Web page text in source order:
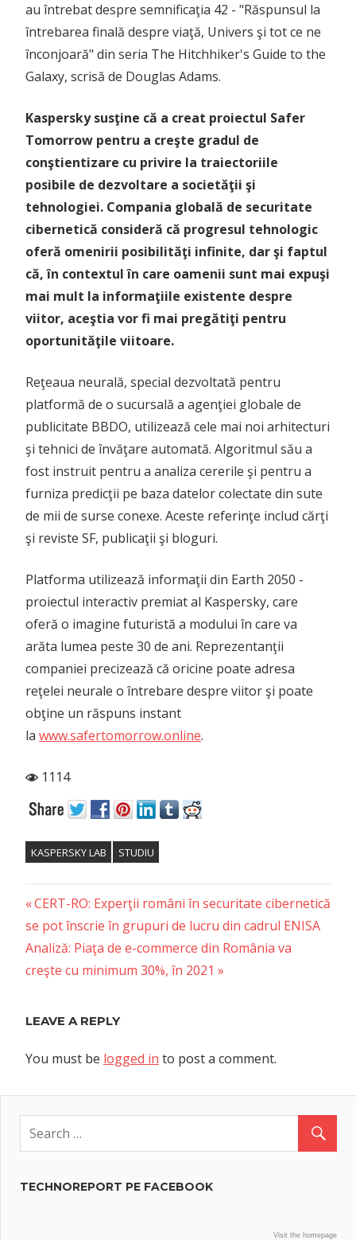
au întrebat despre semnificaţia 42 - "Răspunsul la
întrebarea finală despre viaţă, Univers şi tot ce ne
înconjoară" din seria The Hitchhiker's Guide to the
Galaxy, scrisă de Douglas Adams.
Kaspersky susţine că a creat proiectul Safer
Tomorrow pentru a creşte gradul de
conştientizare cu privire la traiectoriile
posibile de dezvoltare a societăţii şi
tehnologiei. Compania globală de securitate
cibernetică consideră că progresul tehnologic
oferă omenirii posibilităţi infinite, dar şi faptul
că, în contextul în care oamenii sunt mai expuşi
mai mult la informaţiile existente despre
viitor, aceştia vor fi mai pregătiţi pentru
oportunităţile viitoare.
Reţeaua neurală, special dezvoltată pentru
platformă de o sucursală a agenţiei globale de
publicitate BBDO, utilizează cele mai noi arhitecturi
şi tehnici de învăţare automată. Algoritmul său a
fost instruit pentru a analiza cererile şi pentru a
furniza predicţii pe baza datelor colectate din sute
de mii de surse conexe. Aceste referinţe includ cărţi
şi reviste SF, publicaţii şi bloguri.
Platforma utilizează informaţii din Earth 2050 -
proiectul interactiv premiat al Kaspersky, care
oferă o imagine futuristă a modului în care va
arăta lumea peste 30 de ani. Reprezentanţii
companiei precizează că oricine poate adresa
reţelei neurale o întrebare despre viitor şi poate
obţine un răspuns instant
la www.safertomorrow.online.
1114
KASPERSKY LAB STUDIU
Post
navigation
Previous
Post:
CERT-RO: Experţii români în securitate cibernetică
se pot înscrie în grupuri de lucru din cadrul ENISA
Next
Post:
Analiză: Piaţa de e-commerce din România va
creşte cu minimum 30%, în 2021
LEAVE A REPLY
You must be logged in to post a comment.
TECHNOREPORT PE FACEBOOK
Visit the homepage